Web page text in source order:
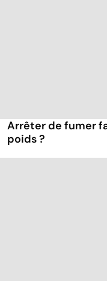
Arrêter de fumer
poids ?